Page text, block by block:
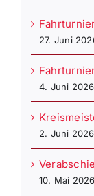
27. Juni
4. Juni 2026
2. Juni 2026
10. Mai 2026